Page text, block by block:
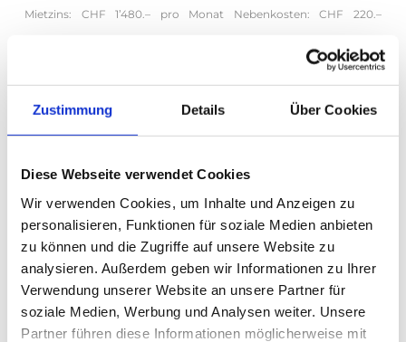
Zustimmung Details Über Cookies
Diese Webseite verwendet Cookies
Wir verwenden Cookies, um Inhalte und Anzeigen zu
personalisieren, Funktionen für soziale Medien anbieten
zu können und die Zugriffe auf unsere Website zu
analysieren. Außerdem geben wir Informationen zu Ihrer
Verwendung unserer Website an unsere Partner für
soziale Medien, Werbung und Analysen weiter. Unsere
Partner führen diese Informationen möglicherweise mit
Mietzins: CHF 1’480.– pro Monat Nebenkosten: CHF 220.–
Lieferung und Bezahlung
Lieferung
Abholung
Zahlungsmethode